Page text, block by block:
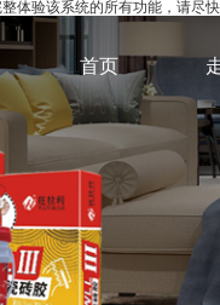
整体验该系统的所有功能，请尽
首页